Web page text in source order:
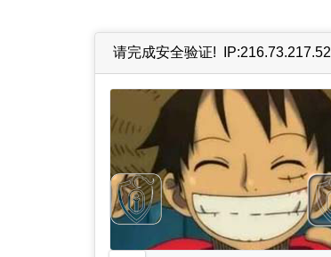
请完成安全验证! IP:216.73.217.52